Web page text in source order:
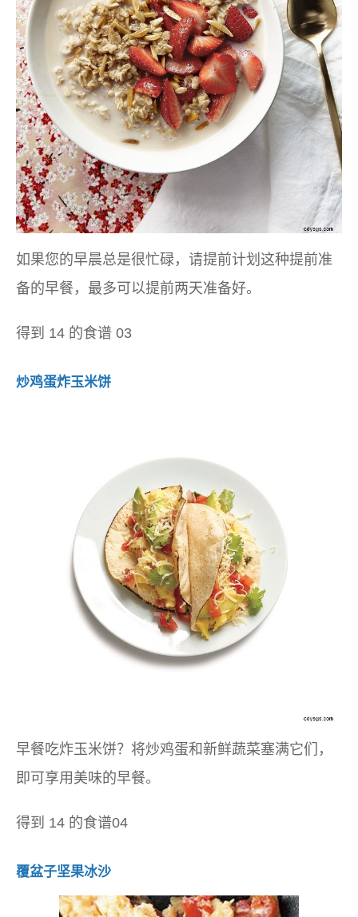
如果您的早晨总是很忙碌，请提前计划这种提前准
备的早餐，最多可以提前两天准备好。
得到 14 的食谱 03
炒鸡蛋炸玉米饼
早餐吃炸玉米饼？将炒鸡蛋和新鲜蔬菜塞满它们，
即可享用美味的早餐。
得到 14 的食谱04
覆盆子坚果冰沙